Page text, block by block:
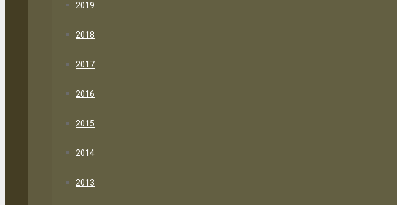
2019
2018
2017
2016
2015
2014
2013